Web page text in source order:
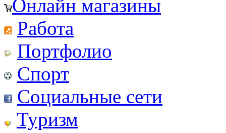
Онлайн магазины
Работа
Портфолио
Спорт
Социальные сети
Туризм